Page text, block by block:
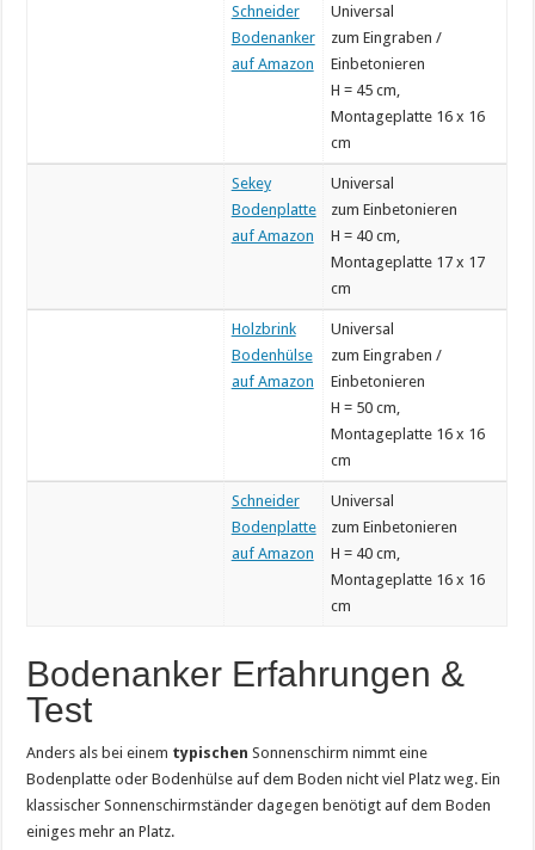
Schneider
Bodenanker
auf Amazon
Universal
zum Eingraben /
Einbetonieren
H = 45 cm,
Montageplatte 16 x 16
cm
Sekey
Bodenplatte
auf Amazon
Universal
zum Einbetonieren
H = 40 cm,
Montageplatte 17 x 17
cm
Holzbrink
Bodenhülse
auf Amazon
Universal
zum Eingraben /
Einbetonieren
H = 50 cm,
Montageplatte 16 x 16
cm
Schneider
Bodenplatte
auf Amazon
Universal
zum Einbetonieren
H = 40 cm,
Montageplatte 16 x 16
cm
Bodenanker Erfahrungen &
Test
Anders als bei einem typischen Sonnenschirm nimmt eine
Bodenplatte oder Bodenhülse auf dem Boden nicht viel Platz weg. Ein
klassischer Sonnenschirmständer dagegen benötigt auf dem Boden
einiges mehr an Platz.